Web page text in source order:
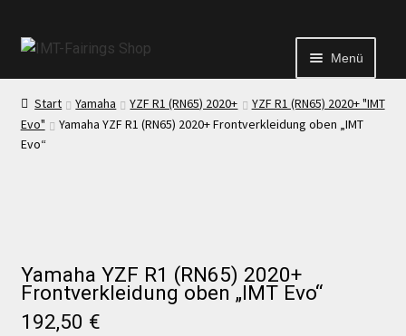
Menü
Start
News
Start Yamaha YZF R1 (RN65) 2020+
YZF R1 (RN65) 2020+ "IMT
Evo"
Yamaha YZF R1 (RN65) 2020+ Frontverkleidung oben „IMT
Evo“
Yamaha YZF R1 (RN65) 2020+
Frontverkleidung oben „IMT Evo“
192,50 €